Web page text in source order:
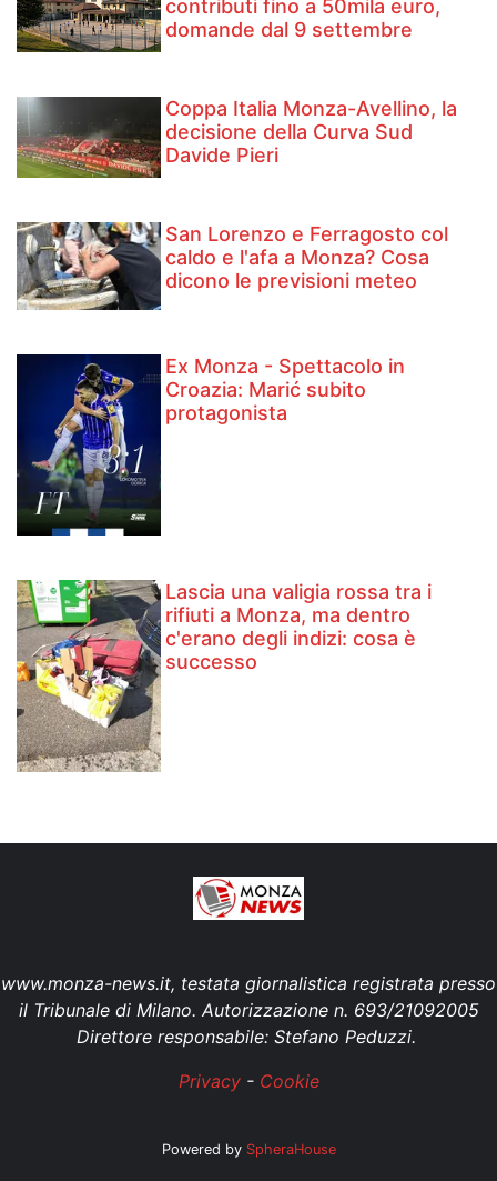
contributi fino a 50mila euro,
domande dal 9 settembre
Coppa Italia Monza-Avellino, la
decisione della Curva Sud
Davide Pieri
San Lorenzo e Ferragosto col
caldo e l'afa a Monza? Cosa
dicono le previsioni meteo
Ex Monza - Spettacolo in
Croazia: Marić subito
protagonista
Lascia una valigia rossa tra i
rifiuti a Monza, ma dentro
c'erano degli indizi: cosa è
successo
www.monza-news.it, testata giornalistica registrata presso
il Tribunale di Milano. Autorizzazione n. 693/21092005
Direttore responsabile: Stefano Peduzzi.
Privacy- Cookie
Powered by SpheraHouse